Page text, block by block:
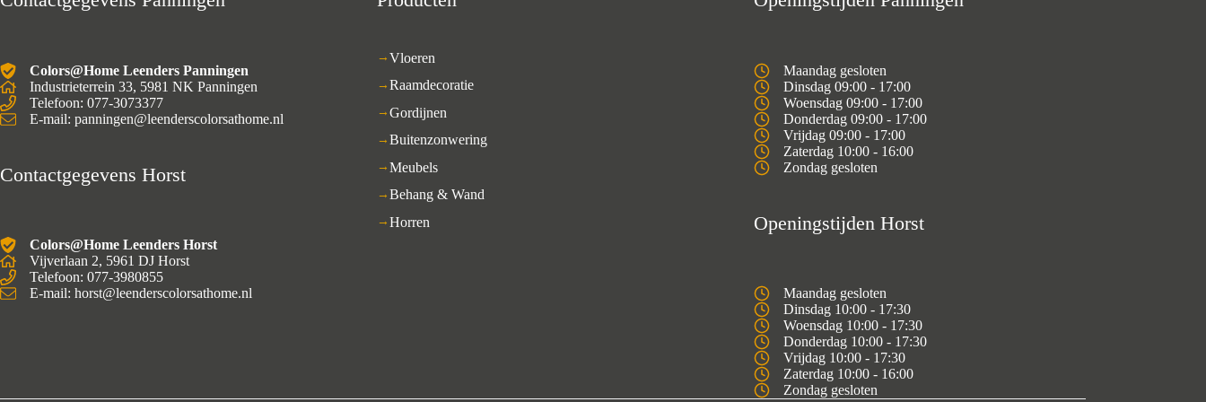
Colors@Home Leenders Panningen
Industrieterrein 33, 5981 NK Panningen
Telefoon: 077-3073377
E-mail: panningen@leenderscolorsathome.nl
Contactgegevens Horst
Colors@Home Leenders Horst
Vijverlaan 2, 5961 DJ Horst
Telefoon: 077-3980855
E-mail: horst@leenderscolorsathome.nl
Vloeren
Raamdecoratie
Gordijnen
Buitenzonwering
Meubels
Behang & Wand
Horren
Maandag gesloten
Dinsdag 09:00 - 17:00
Woensdag 09:00 - 17:00
Donderdag 09:00 - 17:00
Vrijdag 09:00 - 17:00
Zaterdag 10:00 - 16:00
Zondag gesloten
Openingstijden Horst
Maandag gesloten
Dinsdag 10:00 - 17:30
Woensdag 10:00 - 17:30
Donderdag 10:00 - 17:30
Vrijdag 10:00 - 17:30
Zaterdag 10:00 - 16:00
Zondag gesloten